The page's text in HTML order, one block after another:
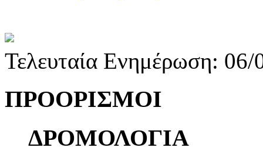
Τελευταία Ενημέρωση:
ΠΡΟΟΡΙΣΜΟΙ
ΔΡΟΜΟΛΟΓΙΑ